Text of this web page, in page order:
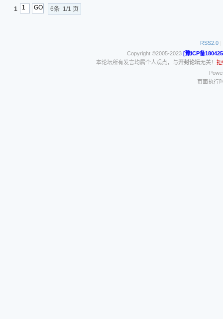
1 6条 1/1 页
RSS2.0 |
Copyright ©2005-2023 [豫ICP备
本论坛所有发言均属个人观点，与开封论坛无关！ 拒
页面执行